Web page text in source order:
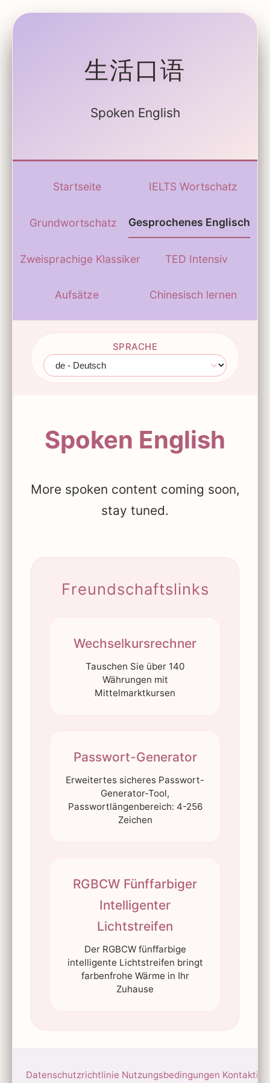
生活口语
Spoken English
Startseite IELTS Wortschatz
Grundwortschatz Gesprochenes Englisch
Zweisprachige Klassiker TED Intensiv
Aufsätze Chinesisch lernen
SPRACHE
Spoken English
More spoken content coming soon,
stay tuned.
Freundschaftslinks
Wechselkursrechner
Tauschen Sie über 140
Währungen mit
Mittelmarktkursen
Passwort-Generator
Erweitertes sicheres Passwort-
Generator-Tool,
Passwortlängenbereich: 4-256
Zeichen
RGBCW Fünffarbiger
Intelligenter
Lichtstreifen
Der RGBCW fünffarbige
intelligente Lichtstreifen bringt
farbenfrohe Wärme in Ihr
Zuhause
Datenschutzrichtlinie Nutzungsbedingungen